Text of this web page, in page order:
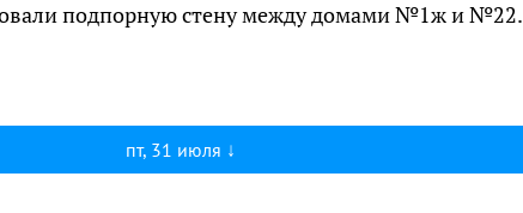
подпорную стену между домами №1ж и №22.
пт, 31 июля